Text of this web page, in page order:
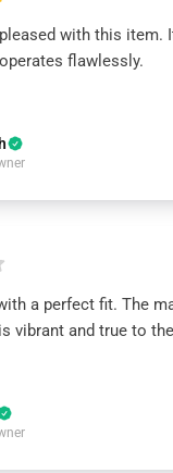
with this item.
flawlessly.
a perfect fit. The
vibrant and true to